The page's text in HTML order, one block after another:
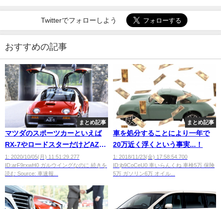
Twitterでフォローしよう
おすすめの記事
まとめ記事
マツダのスポーツカーといえば
RX-7やロードスターだけどAZ-1
はなんでダメだったの？
1: 2020/10/05(月) 11:51:29.277
ID:arF9rxwH0 ガルウイングなのに 続きを
読む Source: 車速報...
まとめ記事
車を処分することにより一年で
20万近く浮くという事実...！
1: 2018/11/23(金) 17:58:54.700
ID:jb9CoCeU0 車いらんくね 車検5万 保険
5万 ガソリン6万 オイル...